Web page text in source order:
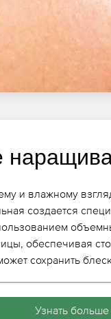
и влажному
создается
обеспечивая
сохранить блеск
Узнать больше